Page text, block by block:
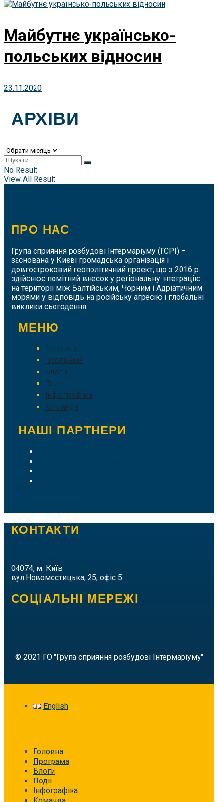
Майбутнє українсько-
польських відносин
23.11.2020
АРХІВИ
Архіви
No Result
View All Result
ПРО НАС
Група сприяння розбудові Інтермаріуму (ГСРІ) –
заснована у Києві громадська організація і
довгостроковий геополітичний проект, що з 2016 р.
здійснює помітний внесок у регіональну інтеграцію
на території між Балтійським, Чорним і Адріатичним
морями у відповідь на російську агресію і глобальні
виклики сьогодення.
МЕНЮ
Головна
Програма
Блоги
Події
Інфографіка
Команда
НАШІ ПАРТНЕРИ
КОНТАКТИ
04074, м. Київ
вул.Новомостицька, 25, офіс 5
СОЦІАЛЬНІ МЕРЕЖІ
© 2021 ГО "Група сприяння розбудові Інтермаріуму"
English
Головна
Програма
Блоги
Події
Інфографіка